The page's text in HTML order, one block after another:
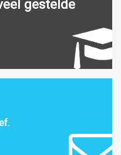
gestelde